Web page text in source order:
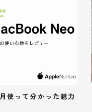
使って分かった魅力